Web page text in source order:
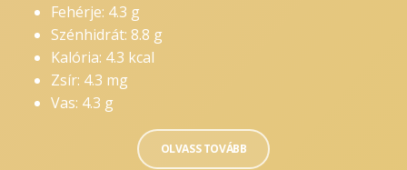
Fehérje: 4.3 g
Szénhidrát: 8.8 g
Kalória: 4.3 kcal
Zsír: 4.3 mg
Vas: 4.3 g
OLVASS TOVÁBB